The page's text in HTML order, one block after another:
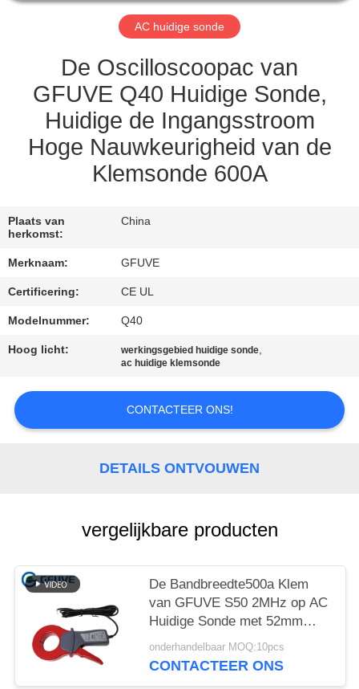
NIEUWS
VERZOEK
OM
CITAAT
SITEMAP
PRIVACY
AC huidige sonde
De Oscilloscoopac van
GFUVE Q40 Huidige Sonde,
Huidige de Ingangsstroom
Hoge Nauwkeurigheid van de
Klemsonde 600A
Plaats van
herkomst:
China
Merknaam: GFUVE
Certificering: CE UL
Modelnummer: Q40
Hoog licht: werkingsgebied huidige sonde
ac huidige klemsonde
CONTACTEER ONS!
DETAILS ONTVOUWEN
vergelijkbare producten
De Bandbreedte500a Klem
van GFUVE S50 2MHz op AC
Huidige Sonde met 52mm
Kaak
onderhandelbaar MOQ:10pcs
CONTACTEER ONS